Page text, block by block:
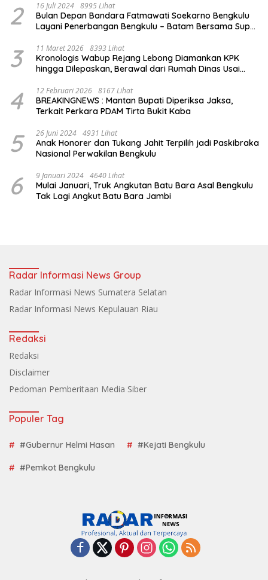
2 16 Juli 2024 8995 Lihat
Bulan Depan Bandara Fatmawati Soekarno Bengkulu
Layani Penerbangan Bengkulu – Batam Bersama Super
3 11 Maret 2026 8393 Lihat
Kronologis Wabup Rejang Lebong Diamankan KPK
hingga Dilepaskan, Berawal dari Rumah Dinas Usai
4 12 Februari 2026 8167 Lihat
BREAKINGNEWS : Mantan Bupati Diperiksa Jaksa,
Terkait Perkara PDAM Tirta Bukit Kaba
5 26 Juni 2024 4931 Lihat
Anak Honorer dan Tukang Jahit Terpilih jadi Paskibraka
Nasional Perwakilan Bengkulu
6 9 Januari 2024 4640 Lihat
Mulai Januari, Truk Angkutan Batu Bara Asal Bengkulu
Tak Lagi Angkut Batu Bara Jambi
Radar Informasi News Group
Radar Informasi News Sumatera Selatan
Radar Informasi News Kepulauan Riau
Redaksi
Redaksi
Disclaimer
Pedoman Pemberitaan Media Siber
Populer Tag
#Gubernur Helmi Hasan #Kejati Bengkulu
#Pemkot Bengkulu